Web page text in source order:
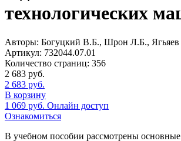
технологических
Авторы: Богуцкий В.Б., Шрон Л.Б.,
Артикул: 732044.07.01
Количество страниц: 356
2 683 руб.
2 683 руб.
В корзину
1 069 руб. Онлайн доступ
Ознакомиться
В учебном пособии рассмотрены